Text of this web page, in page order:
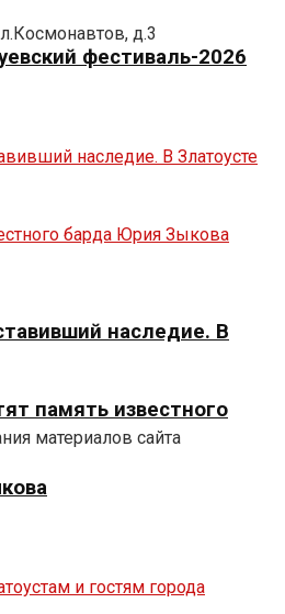
фестиваль-2026
наследие. В
память известного
д.3
материалов сайта